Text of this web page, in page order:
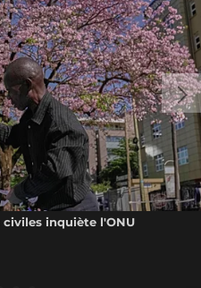
inquiète l'ONU